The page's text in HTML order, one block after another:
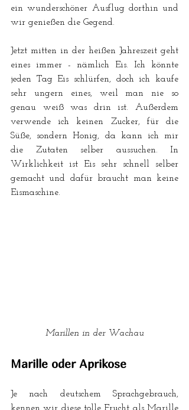
ein wunderschöner Ausflug dorthin und
wir genießen die Gegend.
Jetzt mitten in der heißen Jahreszeit geht
eines immer - nämlich Eis. Ich könnte
jeden Tag Eis schlürfen, doch ich kaufe
sehr ungern eines, weil man nie so
genau weiß was drin ist. Außerdem
verwende ich keinen Zucker, für die
Süße, sondern Honig, da kann ich mir
die Zutaten selber aussuchen. In
Wirklichkeit ist Eis sehr schnell selber
gemacht und dafür braucht man keine
Eismaschine.
Marillen in der Wachau
Marille oder Aprikose
Je nach deutschem Sprachgebrauch,
kennen wir diese tolle Frucht als Marille